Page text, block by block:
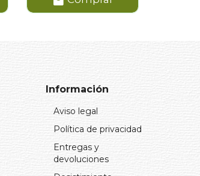
Información
Aviso legal
Política de privacidad
Entregas y
devoluciones